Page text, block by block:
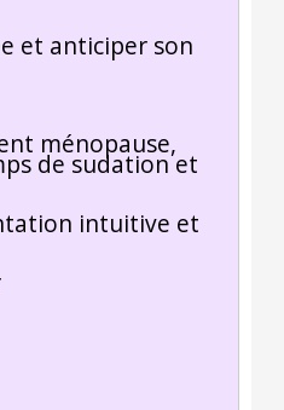
et anticiper son
ménopause,
de sudation et
intuitive et